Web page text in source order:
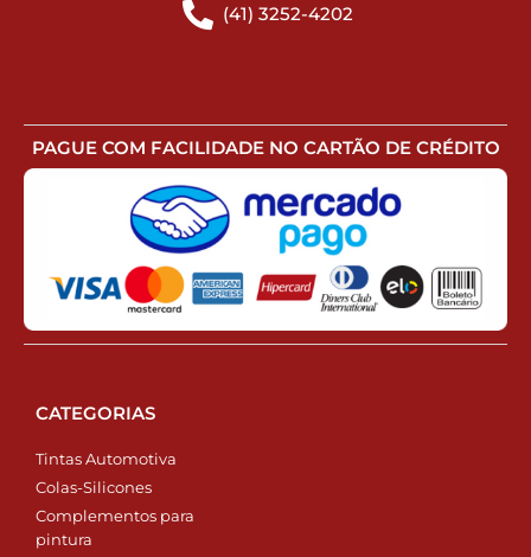
(41) 3252-4202
PAGUE COM FACILIDADE NO CARTÃO DE CRÉDITO
CATEGORIAS
Tintas Automotiva
Colas-Silicones
Complementos para
pintura